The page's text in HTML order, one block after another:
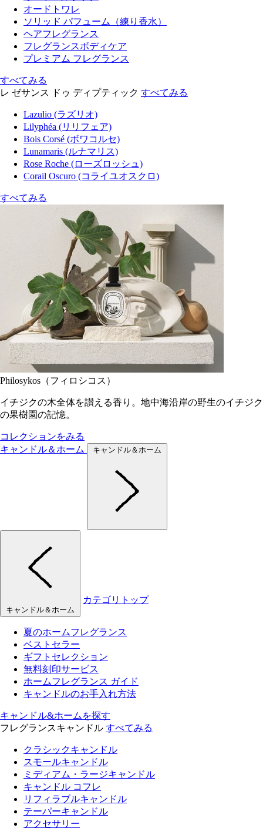
オードトワレ
ソリッド パフューム（練り香水）
ヘアフレグランス
フレグランスボディケア
プレミアム フレグランス
すべてみる
レ ゼサンス ドゥ ディプティック すべてみる
Lazulio (ラズリオ)
Lilyphéa (リリフェア)
Bois Corsé (ボワコルセ)
Lunamaris (ルナマリス)
Rose Roche (ローズロッシュ)
Corail Oscuro (コライユオスクロ)
すべてみる
Philosykos（フィロシコス）
イチジクの木全体を讃える香り。地中海沿岸の野生のイチジク
の果樹園の記憶。
コレクションをみる
キャンドル＆ホーム
キャンドル＆ホーム
キャンドル＆ホーム
カテゴリトップ
夏のホームフレグランス
ベストセラー
ギフトセレクション
無料刻印サービス
ホームフレグランス ガイド
キャンドルのお手入れ方法
キャンドル&ホームを探す
フレグランスキャンドル すべてみる
クラシックキャンドル
スモールキャンドル
ミディアム・ラージキャンドル
キャンドル コフレ
リフィラブルキャンドル
テーパーキャンドル
アクセサリー